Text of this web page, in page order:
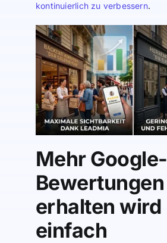
kontinuierlich zu verbessern.
Mehr Google-
Bewertungen
erhalten wird
einfach